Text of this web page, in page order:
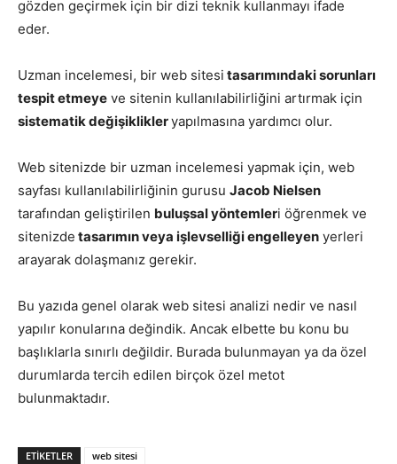
gözden geçirmek için bir dizi teknik kullanmayı ifade
eder.
Uzman incelemesi, bir web sitesi tasarımındaki sorunları
tespit etmeye ve sitenin kullanılabilirliğini artırmak için
sistematik değişiklikleryapılmasına yardımcı olur.
Web sitenizde bir uzman incelemesi yapmak için, web
sayfası kullanılabilirliğinin gurusu Jacob Nielsen
tarafından geliştirilen buluşsal yöntemleri öğrenmek ve
sitenizde tasarımın veya işlevselliği engelleyen yerleri
arayarak dolaşmanız gerekir.
Bu yazıda genel olarak web sitesi analizi nedir ve nasıl
yapılır konularına değindik. Ancak elbette bu konu bu
başlıklarla sınırlı değildir. Burada bulunmayan ya da özel
durumlarda tercih edilen birçok özel metot
bulunmaktadır.
ETIKETLER web sitesi